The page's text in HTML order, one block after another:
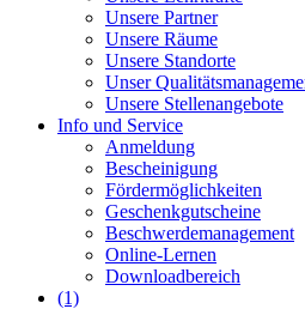
Unsere Partner
Unsere Räume
Unsere Standorte
Unser
Unsere Stellenangebote
Info und Service
Anmeldung
Bescheinigung
Fördermöglichkeiten
Geschenkgutscheine
Beschwerdemanagement
Online-Lernen
Downloadbereich
(1)